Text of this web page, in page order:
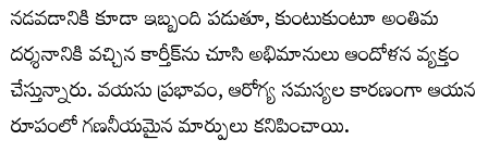
నడవడానికి కూడా ఇబ్బంది పడుతూ, కుంటుకుంటూ అంతిమ
దర్శనానికి వచ్చిన కార్తీక్‌ను చూసి అభిమానులు ఆందోళన వ్యక్తం
చేస్తున్నారు. వయసు ప్రభావం, ఆరోగ్య సమస్యల కారణంగా ఆయన
రూపంలో గణనీయమైన మార్పులు కనిపించాయి.